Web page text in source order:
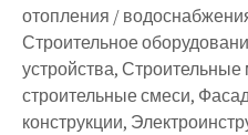
отопления /
Строительное
устройства,
строительные смеси,
конструкции,